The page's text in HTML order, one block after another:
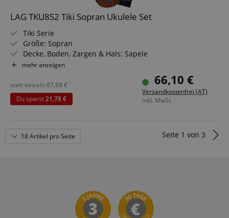
LAG TKU8S2 Tiki Sopran Ukulele Set
Tiki Serie
Größe: Sopran
Decke, Boden, Zargen & Hals: Sapele
Griffbrett & Brücke: dunkle Walnuss
Set inkl. Gigbag, Cliptuner, Satz Saiten & Ukulelenschule
mehr anzeigen
66,10 €
Versandkostenfrei (AT)
inkl. MwSt.
statt einzeln87,88 €
Du sparst21,78 €
18 Artikel pro Seite Seite 1 von 3